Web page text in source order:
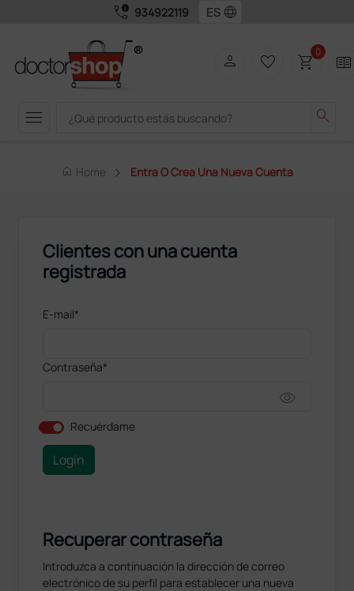
call_quality 934922119 language
menu search
person favorite_border shopping_cart0 two_pager
home Home Entra O Crea Una Nueva Cuenta
Clientes con una cuenta
registrada
E-mail*
Contraseña*
visibility
Recuérdame
Login
Recuperar contraseña
Introduzca a continuación la dirección de correo
electrónico de su perfil para establecer una nueva